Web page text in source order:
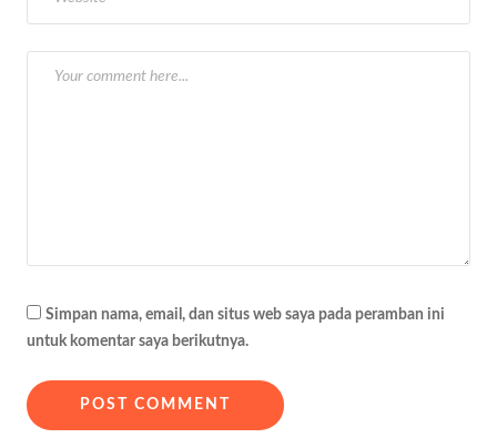
Simpan nama, email, dan situs web saya pada peramban ini
untuk komentar saya berikutnya.